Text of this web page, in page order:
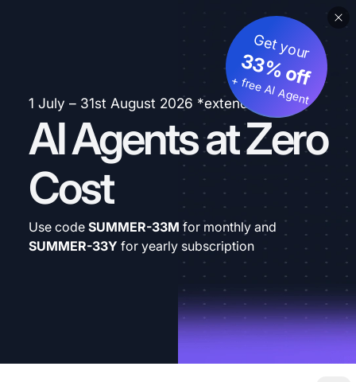
1 July – 31st August 2026 *extended
AI Agents at Zero
Cost
Get your
33% off
+ free AI Agent
Use code SUMMER-33M for monthly and
SUMMER-33Y for yearly subscription